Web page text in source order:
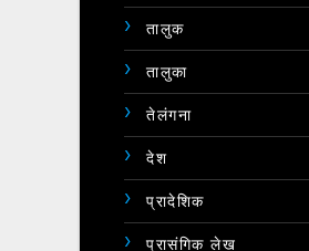
तालुक
तालुका
तेलंगना
देश
प्रादेशिक
प्रासंगिक लेख